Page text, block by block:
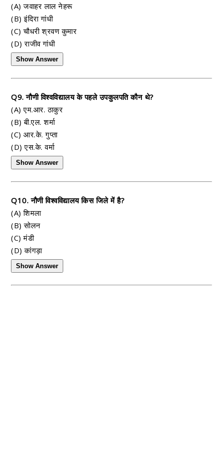
(A) जवाहर लाल नेहरू
(B) इंदिरा गांधी
(C) चौधरी श्रवण कुमार
(D) राजीव गांधी
Show Answer
Q9. नौणी विश्वविद्यालय के पहले उपकुलपति कौन थे?
(A) एम.आर. ठाकुर
(B) बी.एल. शर्मा
(C) आर.के. गुप्ता
(D) एस.के. वर्मा
Show Answer
Q10. नौणी विश्वविद्यालय किस जिले में है?
(A) शिमला
(B) सोलन
(C) मंडी
(D) कांगड़ा
Show Answer